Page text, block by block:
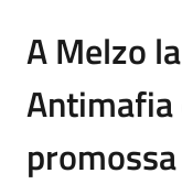
A Melzo
Antimafia